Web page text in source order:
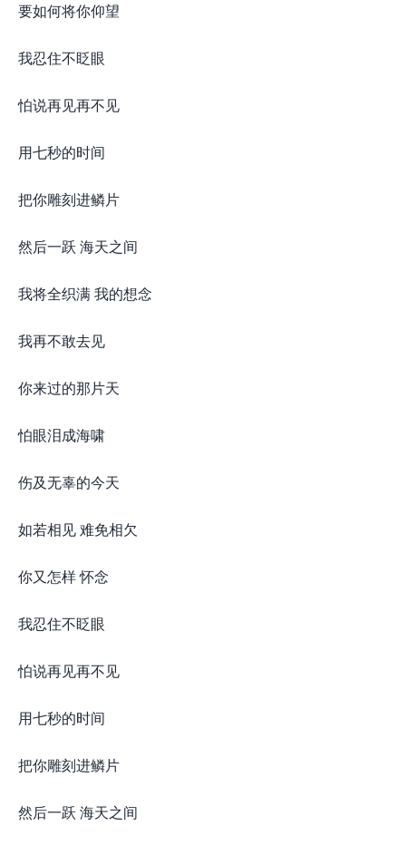
要如何将你仰望
我忍住不眨眼
怕说再见再不见
用七秒的时间
把你雕刻进鳞片
然后一跃 海天之间
我将全织满 我的想念
我再不敢去见
你来过的那片天
怕眼泪成海啸
伤及无辜的今天
如若相见 难免相欠
你又怎样 怀念
我忍住不眨眼
怕说再见再不见
用七秒的时间
把你雕刻进鳞片
然后一跃 海天之间